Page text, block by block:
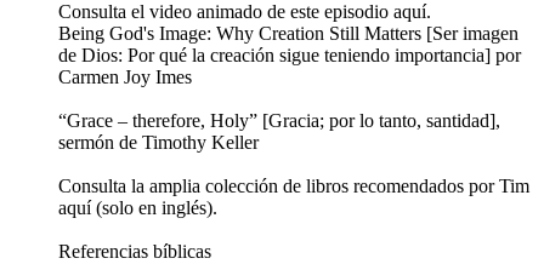
Consulta el video animado de este episodio aquí.
Being God's Image: Why Creation Still Matters [Ser imagen
de Dios: Por qué la creación sigue teniendo importancia] por
Carmen Joy Imes
“Grace – therefore, Holy” [Gracia; por lo tanto, santidad],
sermón de Timothy Keller
Consulta la amplia colección de libros recomendados por Tim
aquí (solo en inglés).
Referencias bíblicas